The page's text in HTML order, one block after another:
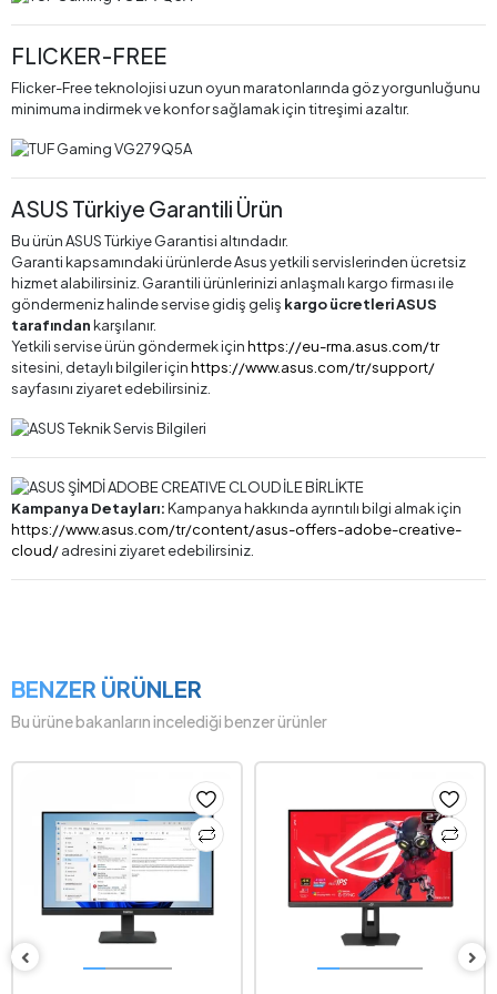
FLICKER-FREE
Flicker-Free teknolojisi uzun oyun maratonlarında göz yorgunluğunu
minimuma indirmek ve konfor sağlamak için titreşimi azaltır.
ASUS Türkiye Garantili Ürün
Bu ürün ASUS Türkiye Garantisi altındadır.
Garanti kapsamındaki ürünlerde Asus yetkili servislerinden ücretsiz
hizmet alabilirsiniz. Garantili ürünlerinizi anlaşmalı kargo firması ile
göndermeniz halinde servise gidiş geliş kargo ücretleri ASUS
tarafındankarşılanır.
Yetkili servise ürün göndermek içinhttps://eu-rma.asus.com/tr
sitesini, detaylı bilgiler içinhttps://www.asus.com/tr/support/
sayfasını ziyaret edebilirsiniz.
Kampanya Detayları:Kampanya hakkında ayrıntılı bilgi almak için
https://www.asus.com/tr/content/asus-offers-adobe-creative-
cloud/adresini ziyaret edebilirsiniz.
BENZER ÜRÜNLER
Bu ürüne bakanların incelediği benzer ürünler